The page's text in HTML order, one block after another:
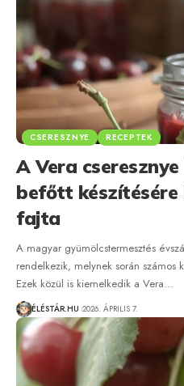
CSERESZNYE RECEPTEK
A Vera
befőtt
fajta
A magyar gyümölcstermesztés
rendelkezik, melynek során számos
Ezek közül is kiemelkedik a Vera…
ÉLÉSTÁR.HU 2026. ÁPRILIS 7.